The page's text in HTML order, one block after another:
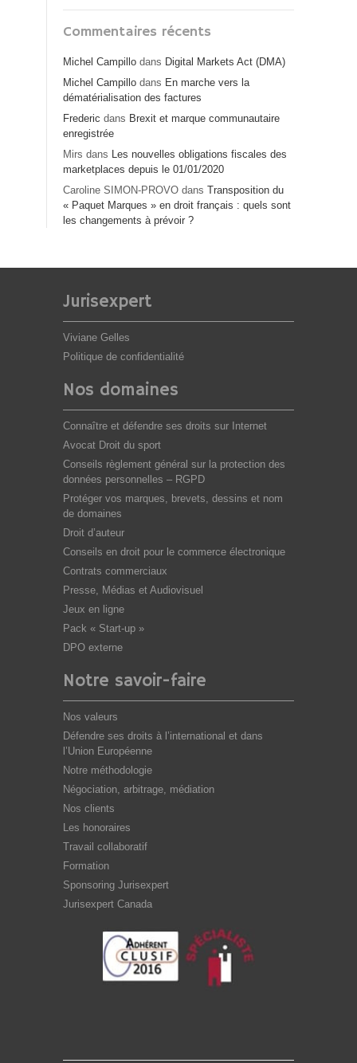
Commentaires récents
Michel Campillo dans Digital Markets Act (DMA)
Michel Campillo dans En marche vers la
dématérialisation des factures
Frederic dans Brexit et marque communautaire
enregistrée
Mirs dans Les nouvelles obligations fiscales des
marketplaces depuis le 01/01/2020
Caroline SIMON-PROVO dans Transposition du
« Paquet Marques » en droit français : quels sont
les changements à prévoir ?
Jurisexpert
Viviane Gelles
Politique de confidentialité
Nos domaines
Connaître et défendre ses droits sur Internet
Avocat Droit du sport
Conseils règlement général sur la protection des
données personnelles – RGPD
Protéger vos marques, brevets, dessins et nom
de domaines
Droit d’auteur
Conseils en droit pour le commerce électronique
Contrats commerciaux
Presse, Médias et Audiovisuel
Jeux en ligne
Pack « Start-up »
DPO externe
Notre savoir-faire
Nos valeurs
Défendre ses droits à l’international et dans
l’Union Européenne
Notre méthodologie
Négociation, arbitrage, médiation
Nos clients
Les honoraires
Travail collaboratif
Formation
Sponsoring Jurisexpert
Jurisexpert Canada